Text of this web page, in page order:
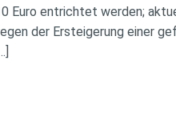
Euro entrichtet werden;
der Ersteigerung einer